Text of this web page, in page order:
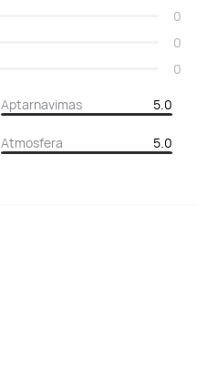
0
0
0
Aptarnavimas 5.0
Atmosfera 5.0